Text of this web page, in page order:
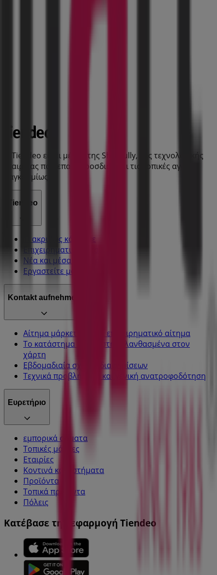
Η Tiendeo είναι μέρος της Shopfully, της τεχνολογικής
εταιρείας που επαναπροσδιορίζει τις τοπικές αγορές
παγκοσμίως.
Tiendeo
Τι ακριβώς κάνουμε
Επιχειρηματικές λύσεις
Νέα και μέσα ενημέρωσης
Εργαστείτε μαζί μας
Kontakt aufnehmen
Αίτημα μάρκετινγκ και επιχειρηματικό αίτημα
Το κατάστημα εντοπίστηκε λανθασμένα στον
χάρτη
Εβδομαδιαία σχόλια διαφημίσεων
Τεχνικά προβλήματα και γενική ανατροφοδότηση
Ευρετήριο
εμπορικά σήματα
Τοπικές μάρκες
Εταιρίες
Κοντινά καταστήματα
Προϊόντα
Τοπικά προϊόντα
Πόλεις
Κατέβασε την εφαρμογή Tiendeo